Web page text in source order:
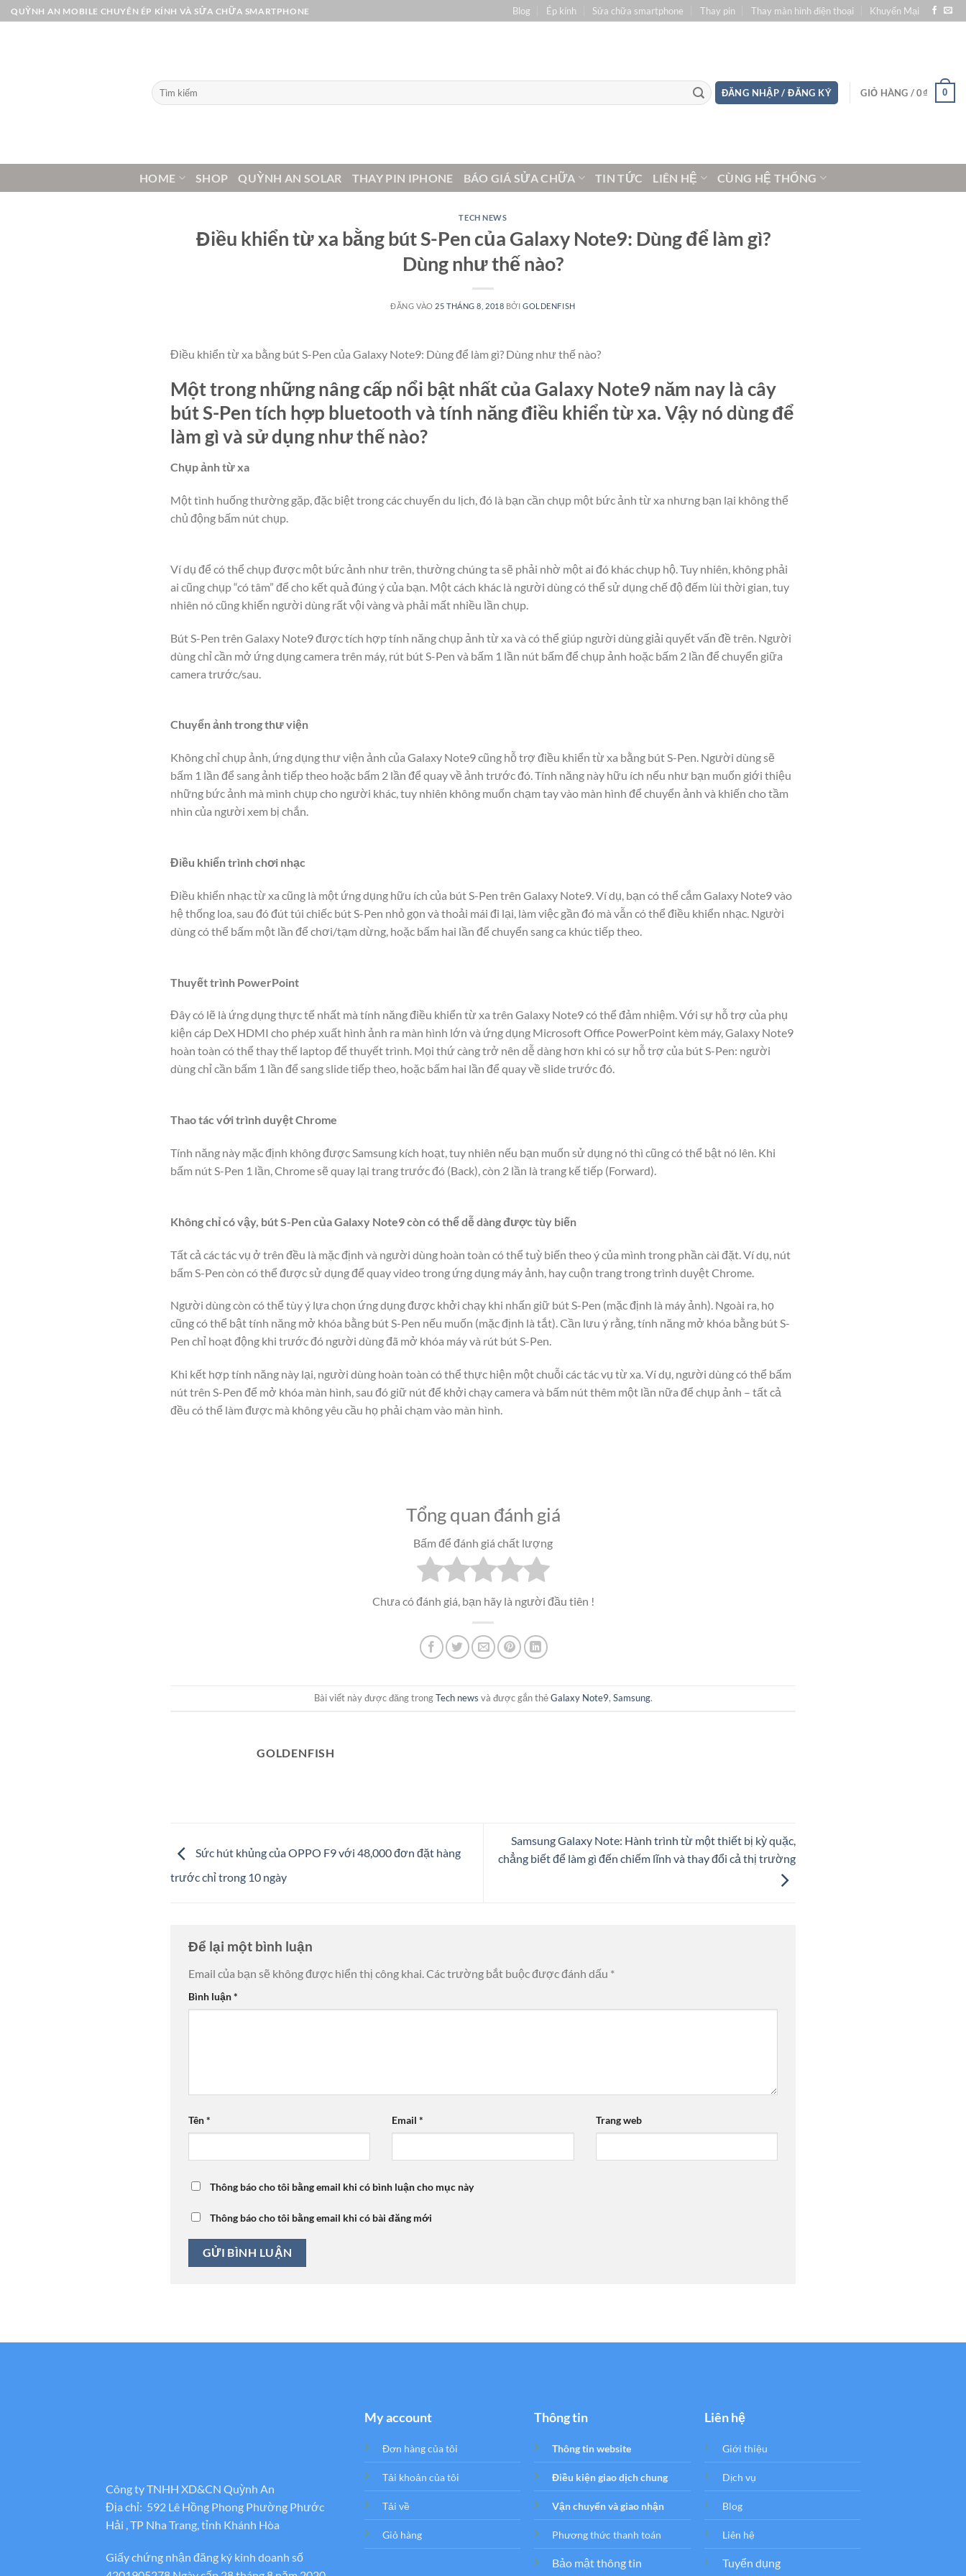
Bỏ
qua
QUỲNH AN MOBILE CHUYÊN ÉP KÍNH VÀ SỬA CHỮA SMARTPHONE Blog Ép kính Sửa chữa smartphone Thay pin Thay màn hình điện thoại Khuyến Mại
Tìm
kiếm:
ĐĂNG NHẬP / ĐĂNG KÝ GIỎ HÀNG /0₫ 0
HOME SHOP QUỲNH AN SOLAR THAY PIN IPHONE BÁO GIÁ SỬA CHỮA TIN TỨC LIÊN HỆ CÙNG HỆ THỐNG
TECH NEWS
Điều khiển từ xa bằng bút S-Pen của Galaxy Note9: Dùng để làm gì?
Dùng như thế nào?
ĐĂNG VÀO 25 THÁNG 8, 2018 BỞIGOLDENFISH
Điều khiển từ xa bằng bút S-Pen của Galaxy Note9: Dùng để làm gì? Dùng như thế nào?
Một trong những nâng cấp nổi bật nhất của Galaxy Note9 năm nay là cây
bút S-Pen tích hợp bluetooth và tính năng điều khiển từ xa. Vậy nó dùng để
làm gì và sử dụng như thế nào?
Chụp ảnh từ xa
Một tình huống thường gặp, đặc biệt trong các chuyến du lịch, đó là bạn cần chụp một bức ảnh từ xa nhưng bạn lại không thể
chủ động bấm nút chụp.
Ví dụ để có thể chụp được một bức ảnh như trên, thường chúng ta sẽ phải nhờ một ai đó khác chụp hộ. Tuy nhiên, không phải
ai cũng chụp “có tâm” để cho kết quả đúng ý của bạn. Một cách khác là người dùng có thể sử dụng chế độ đếm lùi thời gian, tuy
nhiên nó cũng khiến người dùng rất vội vàng và phải mất nhiều lần chụp.
Bút S-Pen trên Galaxy Note9 được tích hợp tính năng chụp ảnh từ xa và có thể giúp người dùng giải quyết vấn đề trên. Người
dùng chỉ cần mở ứng dụng camera trên máy, rút bút S-Pen và bấm 1 lần nút bấm để chụp ảnh hoặc bấm 2 lần để chuyển giữa
camera trước/sau.
Chuyển ảnh trong thư viện
Không chỉ chụp ảnh, ứng dụng thư viện ảnh của Galaxy Note9 cũng hỗ trợ điều khiển từ xa bằng bút S-Pen. Người dùng sẽ
bấm 1 lần để sang ảnh tiếp theo hoặc bấm 2 lần để quay về ảnh trước đó. Tính năng này hữu ích nếu như bạn muốn giới thiệu
những bức ảnh mà mình chụp cho người khác, tuy nhiên không muốn chạm tay vào màn hình để chuyển ảnh và khiến cho tầm
nhìn của người xem bị chắn.
Điều khiển trình chơi nhạc
Điều khiển nhạc từ xa cũng là một ứng dụng hữu ích của bút S-Pen trên Galaxy Note9. Ví dụ, bạn có thể cắm Galaxy Note9 vào
hệ thống loa, sau đó đút túi chiếc bút S-Pen nhỏ gọn và thoải mái đi lại, làm việc gần đó mà vẫn có thể điều khiển nhạc. Người
dùng có thể bấm một lần để chơi/tạm dừng, hoặc bấm hai lần để chuyển sang ca khúc tiếp theo.
Thuyết trình PowerPoint
Đây có lẽ là ứng dụng thực tế nhất mà tính năng điều khiển từ xa trên Galaxy Note9 có thể đảm nhiệm. Với sự hỗ trợ của phụ
kiện cáp DeX HDMI cho phép xuất hình ảnh ra màn hình lớn và ứng dụng Microsoft Office PowerPoint kèm máy, Galaxy Note9
hoàn toàn có thể thay thế laptop để thuyết trình. Mọi thứ càng trở nên dễ dàng hơn khi có sự hỗ trợ của bút S-Pen: người
dùng chỉ cần bấm 1 lần để sang slide tiếp theo, hoặc bấm hai lần để quay về slide trước đó.
Thao tác với trình duyệt Chrome
Tính năng này mặc định không được Samsung kích hoạt, tuy nhiên nếu bạn muốn sử dụng nó thì cũng có thể bật nó lên. Khi
bấm nút S-Pen 1 lần, Chrome sẽ quay lại trang trước đó (Back), còn 2 lần là trang kế tiếp (Forward).
Không chỉ có vậy, bút S-Pen của Galaxy Note9 còn có thể dễ dàng được tùy biến
Tất cả các tác vụ ở trên đều là mặc định và người dùng hoàn toàn có thể tuỳ biến theo ý của mình trong phần cài đặt. Ví dụ, nút
bấm S-Pen còn có thể được sử dụng để quay video trong ứng dụng máy ảnh, hay cuộn trang trong trình duyệt Chrome.
Người dùng còn có thể tùy ý lựa chọn ứng dụng được khởi chạy khi nhấn giữ bút S-Pen (mặc định là máy ảnh). Ngoài ra, họ
cũng có thể bật tính năng mở khóa bằng bút S-Pen nếu muốn (mặc định là tắt). Cần lưu ý rằng, tính năng mở khóa bằng bút S-
Pen chỉ hoạt động khi trước đó người dùng đã mở khóa máy và rút bút S-Pen.
Khi kết hợp tính năng này lại, người dùng hoàn toàn có thể thực hiện một chuỗi các tác vụ từ xa. Ví dụ, người dùng có thể bấm
nút trên S-Pen để mở khóa màn hình, sau đó giữ nút để khởi chạy camera và bấm nút thêm một lần nữa để chụp ảnh – tất cả
đều có thể làm được mà không yêu cầu họ phải chạm vào màn hình.
Tổng quan đánh giá
Bấm để đánh giá chất lượng
Chưa có đánh giá, bạn hãy là người đầu tiên !
Bài viết này được đăng trongTech news và được gắn thẻGalaxy Note9, Samsung.
GOLDENFISH
Sức hút khủng của OPPO F9 với 48,000 đơn đặt hàng
trước chỉ trong 10 ngày
Samsung Galaxy Note: Hành trình từ một thiết bị kỳ quặc,
chẳng biết để làm gì đến chiếm lĩnh và thay đổi cả thị trường
Để lại một bình luận
Email của bạn sẽ không được hiển thị công khai.Các trường bắt buộc được đánh dấu *
Bình luận*
Tên* Email* Trang web
Thông báo cho tôi bằng email khi có bình luận cho mục này
Thông báo cho tôi bằng email khi có bài đăng mới
Công ty TNHH XD&CN Quỳnh An
Địa chỉ: 592 Lê Hồng Phong Phường Phước
Hải , TP Nha Trang, tỉnh Khánh Hòa
Giấy chứng nhận đăng ký kinh doanh số
My account
Đơn hàng của tôi
Tải khoản của tôi
Tải về
Giỏ hàng
Thông tin
Thông tin website
Điều kiện giao dịch chung
Vận chuyển và giao nhận
Phương thức thanh toán
Bảo mật thông tin
Liên hệ
Giới thiệu
Dịch vụ
Blog
Liên hệ
Tuyển dụng